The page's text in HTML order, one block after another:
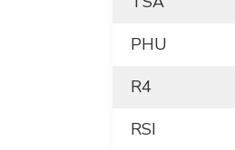
PHU
R4
RSI